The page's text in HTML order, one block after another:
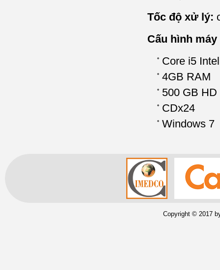
Tốc độ xử lý:
Cấu hình
Core i5
4GB RAM
500 GB HD
CDx24
Windows 7
Copyright © 2017